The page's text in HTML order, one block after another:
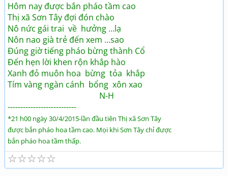
Hôm nay được bắn pháo tầm cao
Thị xã Sơn Tây đợi đón chào
Nô nức gái trai về hưởng …lạ
Nôn nao già trẻ đến xem …sao
Đúng giờ tiếng pháo bừng thành Cổ
Đến hẹn lời khen rộn khắp hào
Xanh đỏ muôn hoa bừng tỏa khắp
Tím vàng ngàn cánh bổng xôn xao
N-H
---------------------------
­*21 h00 ngày 30/4/2015-lần đầu tiên Thị xã Sơn Tây
được bắn pháo hoa tầm cao. Mọi khi Sơn Tây chỉ được
bắn pháo hoa tầm thấp.
☆
☆
☆
☆
☆